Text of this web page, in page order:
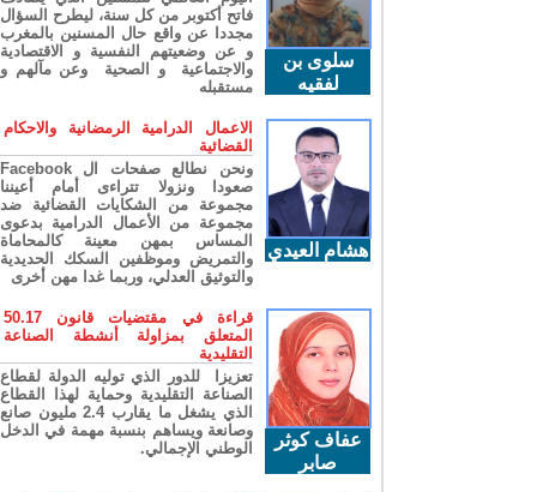
سلوى بن
لفقيه
فاتح أكتوبر من كل سنة، ليطرح السؤال
مجددا عن واقع حال المسنين بالمغرب
و عن وضعيتهم النفسية و الاقتصادية
والاجتماعية و الصحية وعن مآلهم و
مستقبله
هشام العيدي
الاعمال الدرامية الرمضانية والاحكام
القضائية
ونحن نطالع صفحات ال Facebook
صعودا ونزولا تتراءى أمام أعيننا
مجموعة من الشكايات القضائية ضد
مجموعة من الأعمال الدرامية بدعوى
المساس بمهن معينة كالمحاماة
والتمريض وموظفين السكك الحديدية
والتوثيق العدلي، وربما غدا مهن أخرى
عفاف كوثر
صابر
قراءة في مقتضيات قانون 50.17
المتعلق بمزاولة أنشطة الصناعة
التقليدية
تعزيزا للدور الذي توليه الدولة لقطاع
الصناعة التقليدية وحماية لهذا القطاع
الذي يشغل ما يقارب 2.4 مليون صانع
وصانعة ويساهم بنسبة مهمة في الدخل
الوطني الإجمالي.